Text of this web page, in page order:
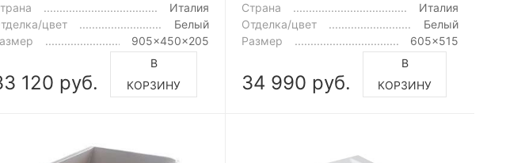
Италия
цвет
Белый
905x450x205
120 руб.
В
КОРЗИНУ
Страна
Италия
Отделка/цвет
Белый
Размер
605x515
34 990 руб.
В
КОРЗИНУ